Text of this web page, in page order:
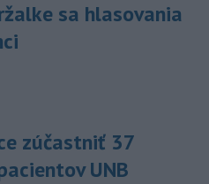
sa hlasovania
zúčastniť 37
UNB